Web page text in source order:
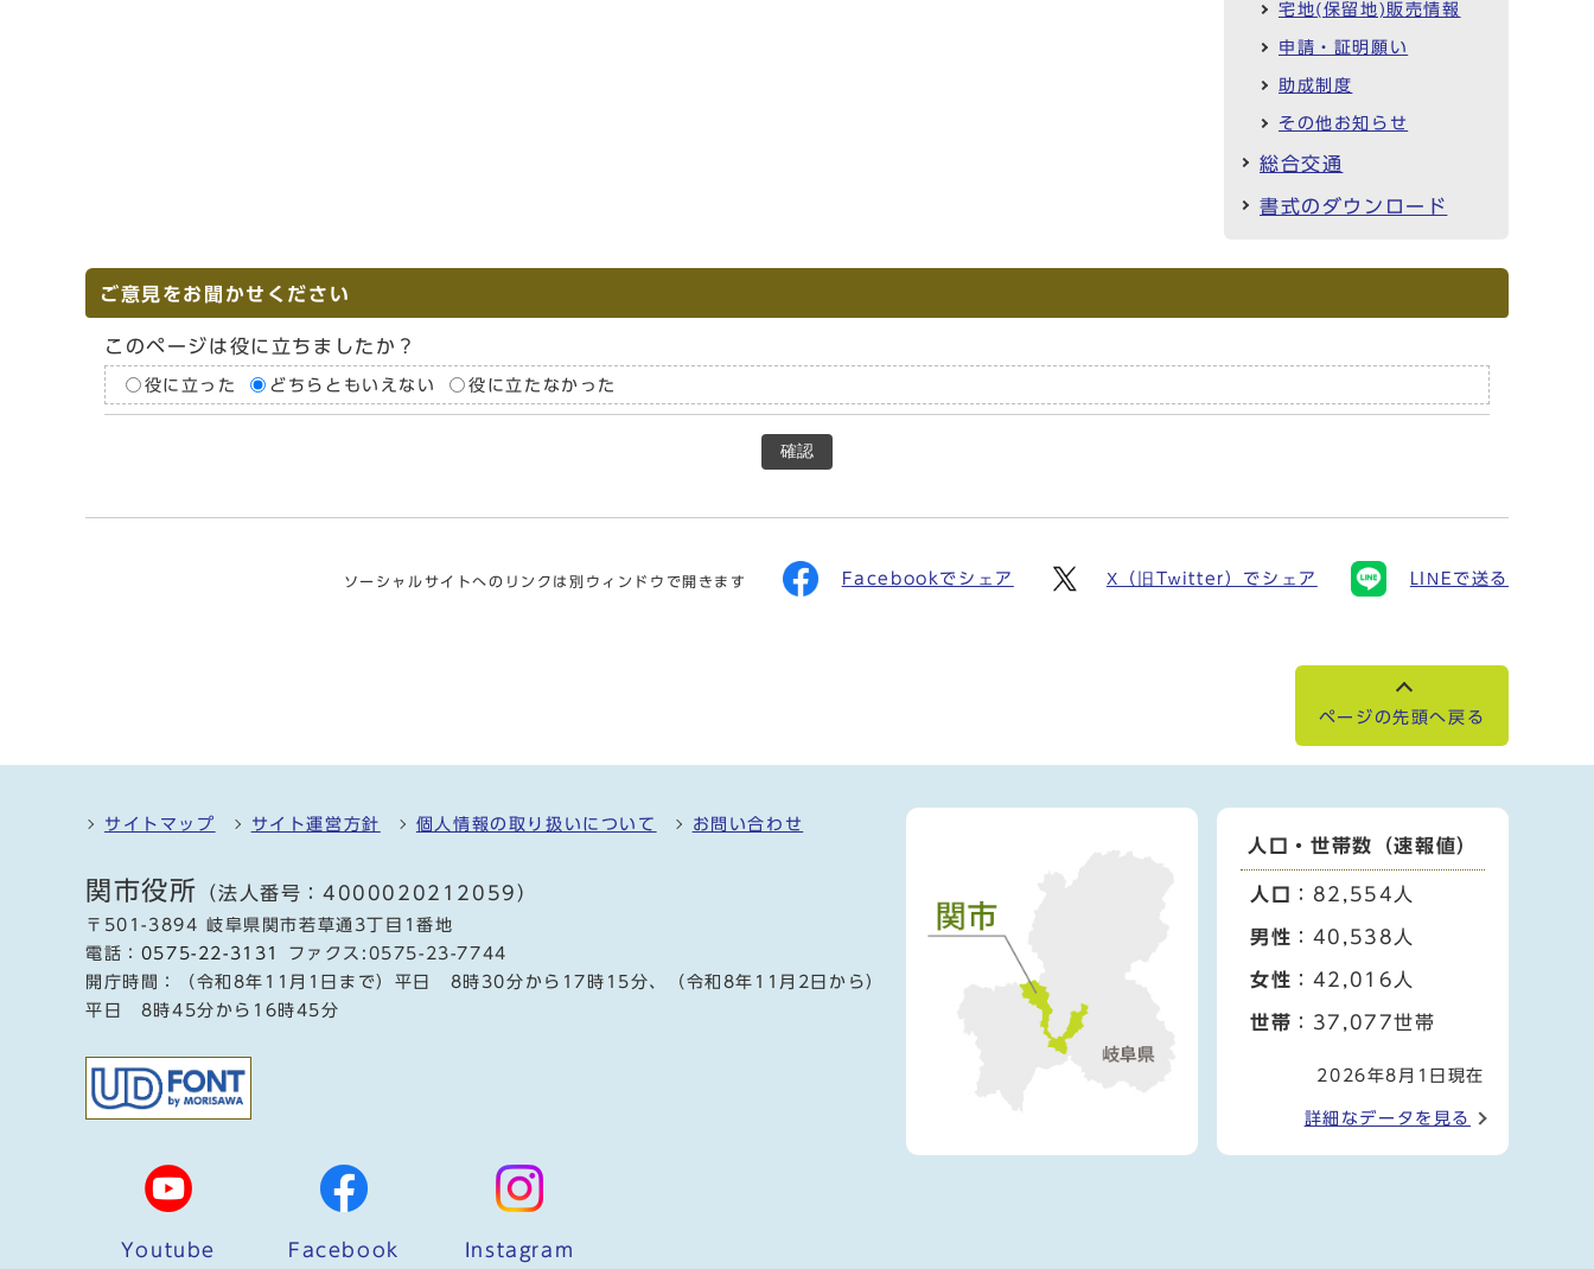
宅地(保留地)販売情報
申請・証明願い
助成制度
その他お知らせ
総合交通
書式のダウンロード
ご意見をお聞かせください
このページは役に立ちましたか？
役に立った どちらともいえない 役に立たなかった
確認
ソーシャルサイトへのリンクは別ウィンドウで開きます Facebookでシェア X（旧Twitter）でシェア LINEで送る
ページの先頭へ戻る
サイトマップ サイト運営方針 個人情報の取り扱いについて お問い合わせ
関市役所 （法人番号：4000020212059）
〒501-3894 岐阜県関市若草通3丁目1番地
電話： 0575-22-3131
ファクス:0575-23-7744
開庁時間：（令和8年11月1日まで）平日 8時30分から17時15分、（令和8年11月2日から）
平日 8時45分から16時45分
Youtube Facebook Instagram
人口・世帯数（速報値）
人口 ：82,554人
男性 ：40,538人
女性 ：42,016人
世帯 ：37,077世帯
2026年8月1日現在
詳細なデータを見る